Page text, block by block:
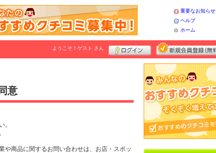
重要なお知らせ
ヘルプ
ホーム
ようこそ！ ゲスト さん
意
。
商品に関するお問い合わせは、お店・スポッ